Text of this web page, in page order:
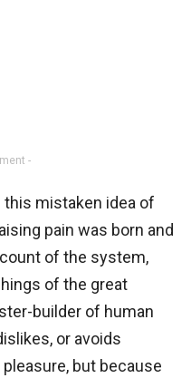
-
this mistaken idea of
pain was born and
of the system,
of the great
builder of human
or avoids
but because